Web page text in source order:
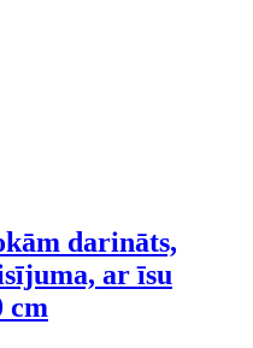
darināts,
ar īsu
cm